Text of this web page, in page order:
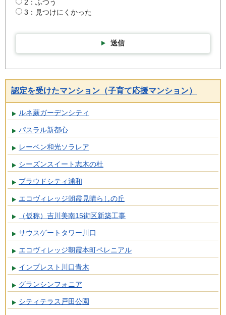
2：ふつう
3：見つけにくかった
送信
認定を受けたマンション（子育て応援マンション）
ルネ蕨ガーデンシティ
パスラル新都心
レーベン和光ソラレア
シーズンスイート志木の杜
プラウドシティ浦和
エコヴィレッジ朝霞見晴らしの丘
（仮称）吉川美南15街区新築工事
サウスゲートタワー川口
エコヴィレッジ朝霞本町ペレニアル
インプレスト川口青木
グランシンフォニア
シティテラス戸田公園